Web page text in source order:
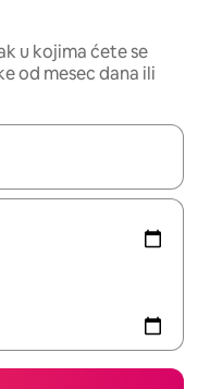
u kojima ćete se
od mesec dana ili
se krećete kroz njih